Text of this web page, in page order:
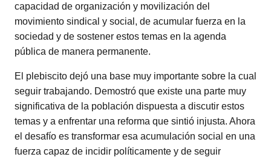
capacidad de organización y movilización del
movimiento sindical y social, de acumular fuerza en la
sociedad y de sostener estos temas en la agenda
pública de manera permanente.
El plebiscito dejó una base muy importante sobre la cual
seguir trabajando. Demostró que existe una parte muy
significativa de la población dispuesta a discutir estos
temas y a enfrentar una reforma que sintió injusta. Ahora
el desafío es transformar esa acumulación social en una
fuerza capaz de incidir políticamente y de seguir